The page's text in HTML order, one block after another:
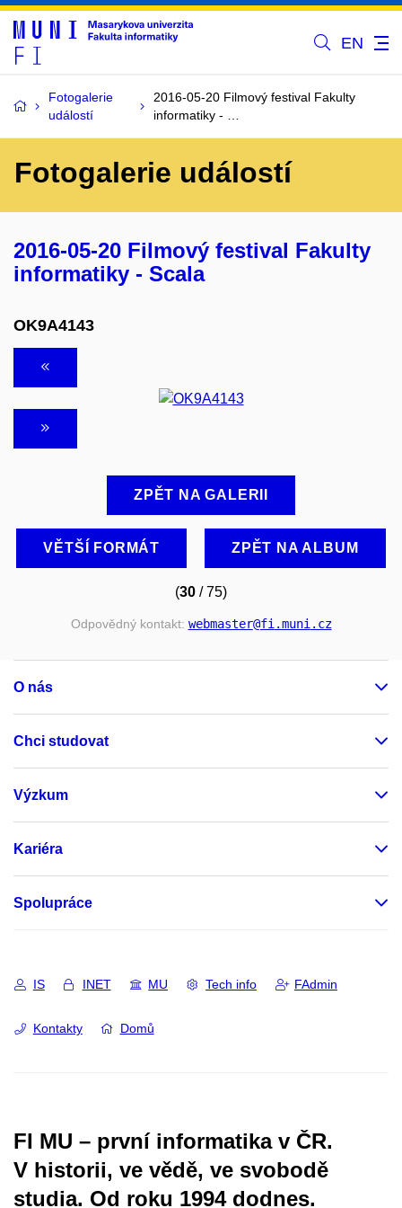
EN
Fotogalerie
událostí
2016-05-20 Filmový festival Fakulty
informatiky - …
Fotogalerie událostí
2016-05-20 Filmový festival Fakulty
informatiky - Scala
OK9A4143
ZPĚT NA GALERII
VĚTŠÍ FORMÁT ZPĚT NA ALBUM
(30 / 75)
Odpovědný kontakt: webmaster@fi.muni.cz
O nás
Chci studovat
Výzkum
Kariéra
Spolupráce
IS INET MU Tech info FAdmin
Kontakty Domů
FI MU – první informatika v ČR.
V historii, ve vědě, ve svobodě
studia. Od roku 1994 dodnes.